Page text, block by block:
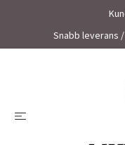
Snabb leverans